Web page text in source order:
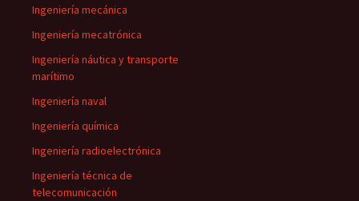
Ingeniería mecánica
Ingeniería mecatrónica
Ingeniería náutica y transporte
marítimo
Ingeniería naval
Ingeniería química
Ingeniería radioelectrónica
Ingeniería técnica de
telecomunicación